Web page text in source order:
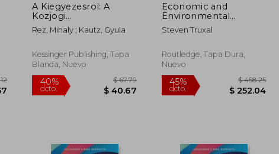
$ 467.07
$ 256.89 dcto.
$ 690.17
$ 379.59
45%
A Kiegyezesrol: A
Kozjogi
Conservativismus Alap
Indokai (1905) (en
Rez, Mihaly ; Kautz, Gyula
Kessinger Publishing, Tapa
Blanda, Nuevo
Economic and
Environmental
Regulation of
International Aviation:
Global Governance
(Routledge Research
Commercial Law)
Steven Truxal
Routledge, Tapa Dura,
Nuevo